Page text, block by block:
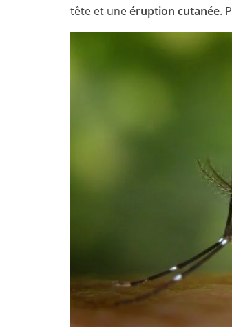
tête et uneéruption cutanée.